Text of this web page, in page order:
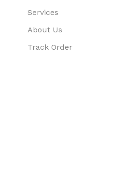
Services
About Us
Track Order